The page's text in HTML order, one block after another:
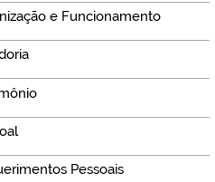
e Funcionamento
Pessoais